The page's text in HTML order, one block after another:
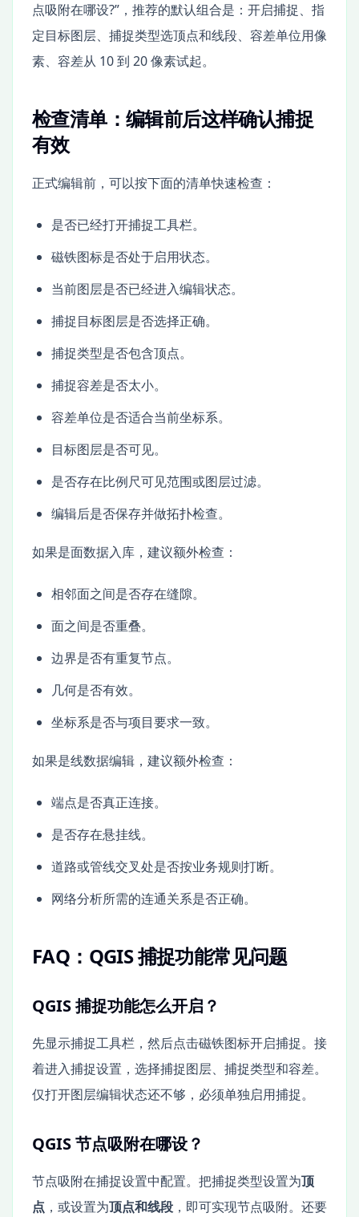
点吸附在哪设?”，推荐的默认组合是：开启捕捉、指
定目标图层、捕捉类型选顶点和线段、容差单位用像
素、容差从 10 到 20 像素试起。
检查清单：编辑前后这样确认捕捉
有效
正式编辑前，可以按下面的清单快速检查：
是否已经打开捕捉工具栏。
磁铁图标是否处于启用状态。
当前图层是否已经进入编辑状态。
捕捉目标图层是否选择正确。
捕捉类型是否包含顶点。
捕捉容差是否太小。
容差单位是否适合当前坐标系。
目标图层是否可见。
是否存在比例尺可见范围或图层过滤。
编辑后是否保存并做拓扑检查。
如果是面数据入库，建议额外检查：
相邻面之间是否存在缝隙。
面之间是否重叠。
边界是否有重复节点。
几何是否有效。
坐标系是否与项目要求一致。
如果是线数据编辑，建议额外检查：
端点是否真正连接。
是否存在悬挂线。
道路或管线交叉处是否按业务规则打断。
网络分析所需的连通关系是否正确。
FAQ：QGIS 捕捉功能常见问题
QGIS 捕捉功能怎么开启？
先显示捕捉工具栏，然后点击磁铁图标开启捕捉。接
着进入捕捉设置，选择捕捉图层、捕捉类型和容差。
仅打开图层编辑状态还不够，必须单独启用捕捉。
QGIS 节点吸附在哪设？
节点吸附在捕捉设置中配置。把捕捉类型设置为顶
点 ，或设置为顶点和线段 ，即可实现节点吸附。还要